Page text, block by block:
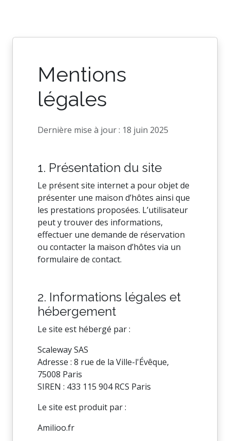
Mentions
légales
Dernière mise à jour : 18 juin 2025
1. Présentation du site
Le présent site internet a pour objet de
présenter une maison d’hôtes ainsi que
les prestations proposées. L’utilisateur
peut y trouver des informations,
effectuer une demande de réservation
ou contacter la maison d’hôtes via un
formulaire de contact.
2. Informations légales et
hébergement
Le site est hébergé par :
Scaleway SAS
Adresse : 8 rue de la Ville-l'Évêque,
75008 Paris
SIREN : 433 115 904 RCS Paris
Le site est produit par :
Amilioo.fr